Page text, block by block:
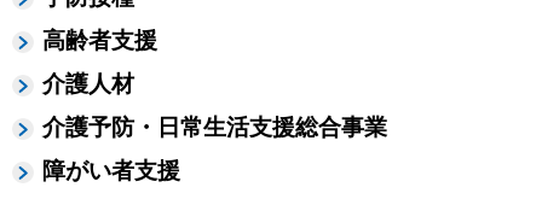
高齢者支援
介護人材
介護予防・日常生活支援総合事業
障がい者支援